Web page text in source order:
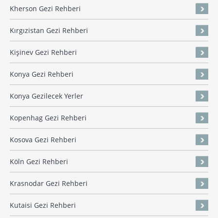
Kherson Gezi Rehberi
Kırgızistan Gezi Rehberi
Kişinev Gezi Rehberi
Konya Gezi Rehberi
Konya Gezilecek Yerler
Kopenhag Gezi Rehberi
Kosova Gezi Rehberi
Köln Gezi Rehberi
Krasnodar Gezi Rehberi
Kutaisi Gezi Rehberi